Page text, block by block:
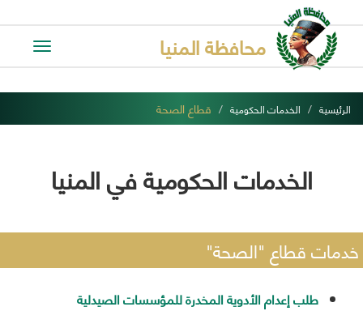
Toggle
محافظة المنيا
الرئيسية الخدمات الحكومية قطاع الصحة
الخدمات الحكومية في المنيا
خدمات قطاع "الصحة"
طلب إعدام الأدوية المخدرة للمؤسسات الصيدلية